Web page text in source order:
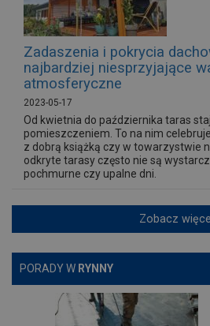
Zadaszenia i pokrycia
najbardziej niesprzyjające
atmosferyczne
2023-05-17
Od kwietnia do października taras
pomieszczeniem. To na nim
z dobrą książką czy w towarzystwie
odkryte tarasy często nie są
pochmurne czy upalne dni.
Zobacz
PORADY W RYNNY